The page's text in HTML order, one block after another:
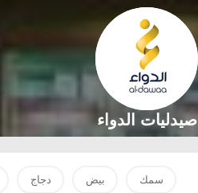
صيدليات الدواء
سمك بيض دجاج